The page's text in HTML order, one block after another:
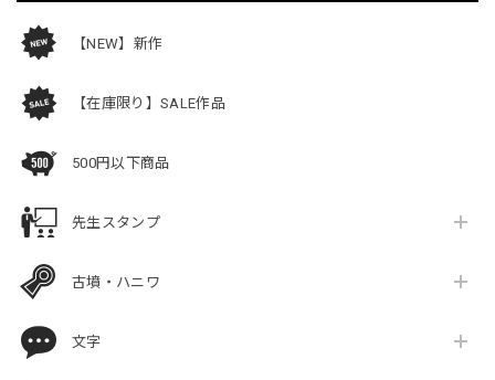
【NEW】新作
【在庫限り】SALE作品
500円以下商品
先生スタンプ
古墳・ハニワ
文字